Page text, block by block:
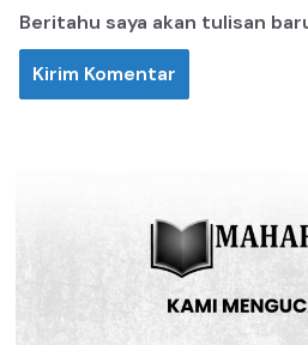
Beritahu saya akan tulisan